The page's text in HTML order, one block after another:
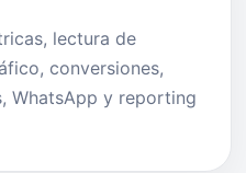
lectura de
conversiones,
WhatsApp y reporting